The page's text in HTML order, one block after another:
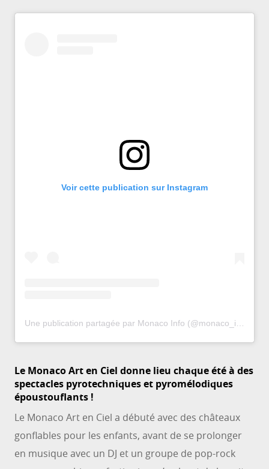
Voir cette publication sur Instagram
Le Monaco Art en Ciel donne lieu chaque été à des
spectacles pyrotechniques et pyromélodiques
époustouflants !
Le Monaco Art en Ciel a débuté avec des châteaux
gonflables pour les enfants, avant de se prolonger
en musique avec un DJ et un groupe de pop-rock